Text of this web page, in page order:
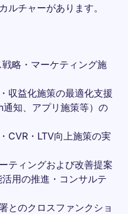
ルチャーがあります。
略・マーケティング施
収益化施策の最適化支援
知、アプリ施策等）の
CVR・LTV向上施策の実
ティングおよび改善提案
用の推進・コンサルテ
とのクロスファンクショ